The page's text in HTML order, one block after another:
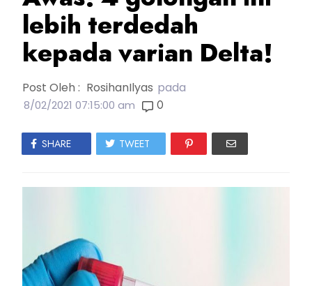
lebih terdedah
kepada varian Delta!
Post Oleh : RosihanIlyas pada
8/02/2021 07:15:00 am 0
SHARE TWEET